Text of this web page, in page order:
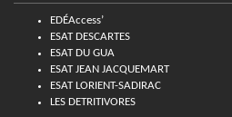
EDÉAccess’
ESAT DESCARTES
ESAT DU GUA
ESAT JEAN JACQUEMART
ESAT LORIENT-SADIRAC
LES DETRITIVORES